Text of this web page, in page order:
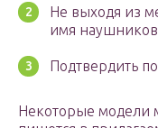
Не выходя из
имя
Подтвердить
Некоторые модели